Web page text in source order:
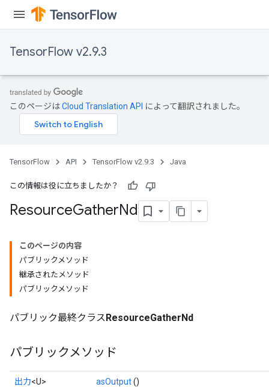
TensorFlow v2.9.3
このページはCloud Translation API によって翻訳されました。
TensorFlow API TensorFlow v2.9.3 Java
この情報は役に立ちましたか？
ResourceGatherNd
このページの内容
パブリックメソッド
継承されたメソッド
パブリックメソッド
パブリック最終クラスResourceGatherNd
パブリックメソッド
出力<U> asOutput()